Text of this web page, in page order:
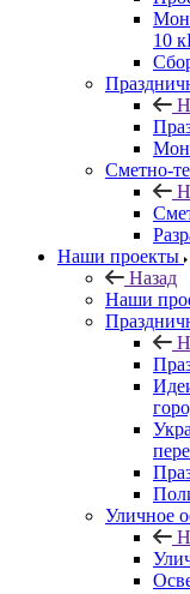
10
Сметно-
Наши проекты
Назад
Наши
Уличное